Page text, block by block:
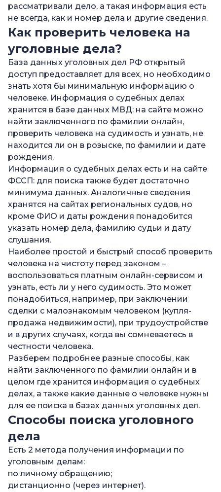
рассматривали дело, а такая информация есть
не всегда, как и номер дела и другие сведения.
Как проверить человека на
уголовные дела?
База данных уголовных дел РФ открытый
доступ предоставляет для всех, но необходимо
знать хотя бы минимальную информацию о
человеке. Информация о судебных делах
хранится в базе данных МВД: на сайте можно
найти заключенного по фамилии онлайн,
проверить человека на судимость и узнать, не
находится ли он в розыске, по фамилии и дате
рождения.
Информация о судебных делах есть и на сайте
ФССП: для поиска также будет достаточно
минимума данных. Аналогичные сведения
хранятся на сайтах региональных судов, но
кроме ФИО и даты рождения понадобится
указать номер дела, фамилию судьи и дату
слушания.
Наиболее простой и быстрый способ проверить
человека на чистоту перед законом –
воспользоваться платным онлайн-сервисом и
узнать, есть ли у него судимость. Это может
понадобиться, например, при заключении
сделки с малознакомым человеком (купля-
продажа недвижимости), при трудоустройстве
и в других случаях, когда вы сомневаетесь в
честности человека.
Разберем подробнее разные способы, как
найти заключенного по фамилии онлайн и в
целом где хранится информация о судебных
делах, а также какие данные о человеке нужны
для ее поиска в базах данных уголовных дел.
Способы поиска уголовного
дела
Есть 2 метода получения информации по
уголовным делам:
по личному обращению;
дистанционно (через интернет).